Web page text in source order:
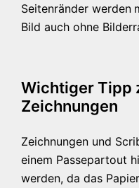
Seitenränder werden
Bild auch ohne
Wichtiger Tipp
Zeichnungen
Zeichnungen und
einem Passepartout
werden, da das